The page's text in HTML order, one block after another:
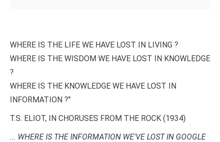
WHERE IS THE LIFE WE HAVE LOST IN LIVING ?
WHERE IS THE WISDOM WE HAVE LOST IN KNOWLEDGE
?
WHERE IS THE KNOWLEDGE WE HAVE LOST IN
INFORMATION ?"
T.S. ELIOT, IN CHORUSES FROM THE ROCK (1934)
... WHERE IS THE INFORMATION WE'VE LOST IN GOOGLE